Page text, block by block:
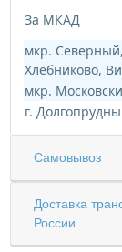
За МКАД
мкр. Северный,
Хлебниково,
мкр.
г.
Самовывоз
Доставка
России